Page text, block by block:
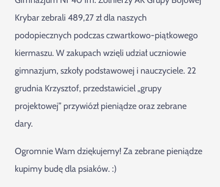
Szukaj
Krybar zebrali 489,27 zł dla naszych
podopiecznych podczas czwartkowo-piątkowego
kiermaszu. W zakupach wzięli udział uczniowie
gimnazjum, szkoły podstawowej i nauczyciele. 22
grudnia Krzysztof, przedstawiciel „grupy
projektowej” przywiózł pieniądze oraz zebrane
dary.
Ogromnie Wam dziękujemy! Za zebrane pieniądze
kupimy budę dla psiaków. :)